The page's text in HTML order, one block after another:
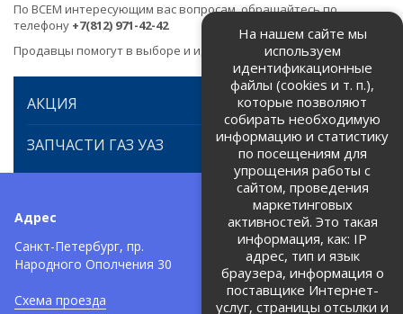
По ВСЕМ интересующим вас вопросам, обращайтесь по
телефону +7(812) 971-42-42
Продавцы помогут в выборе и идентификации товара.
АКЦИЯ
ЗАПЧАСТИ ГАЗ УАЗ
Адрес
Санкт-Петербург, пр.
Народного Ополчения 30
Схема проезда
Телефоны:
+7 (812) 971-42-42
Политика об обработке и
защите персональных данных
Соглашение на обработку
На нашем сайте мы
используем
идентификационные
файлы (cookies и т. п.),
которые позволяют
собирать необходимую
информацию и статистику
по посещениям для
упрощения работы с
сайтом, проведения
маркетинговых
активностей. Это такая
информация, как: IP
адрес, тип и язык
браузера, информация о
поставщике Интернет-
услуг, страницы отсылки и